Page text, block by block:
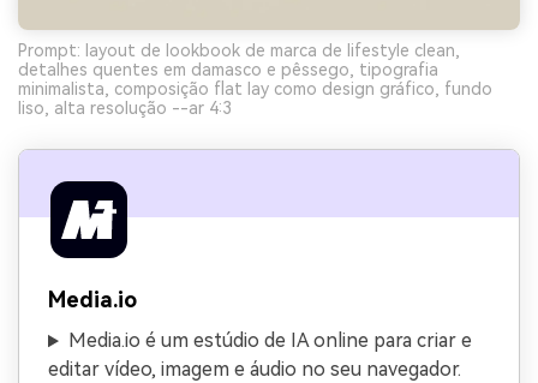
Prompt: layout de lookbook de marca de lifestyle clean,
detalhes quentes em damasco e pêssego, tipografia
minimalista, composição flat lay como design gráfico, fundo
liso, alta resolução --ar 4:3
Media.io
Media.io é um estúdio de IA online para criar e
editar vídeo, imagem e áudio no seu navegador.